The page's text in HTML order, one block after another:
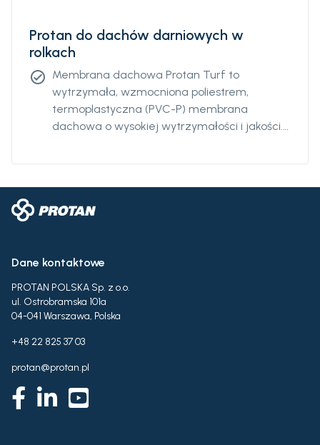
Protan do dachów darniowych w
rolkach
check_circle Membrana dachowa Protan Turf to
wytrzymała, wzmocniona poliestrem,
termoplastyczna (PVC-P) membrana
dachowa o wysokiej wytrzymałości i jakości.
warstwie membrany. Membrana dachowa
ognioodporności zgodnie z normą EN 13501-5.
długościach i szerokościach.
Dane kontaktowe
PROTAN POLSKA Sp. z o.o.
ul. Ostrobramska 101a
04-041 Warszawa, Polska
+48 22 825 37 03
protan@protan.pl